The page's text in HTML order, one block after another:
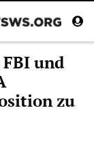
und
zu